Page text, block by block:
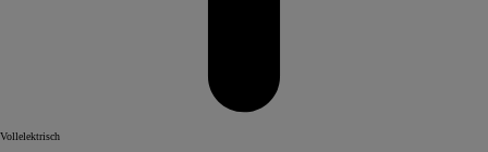
Vollelektrisch